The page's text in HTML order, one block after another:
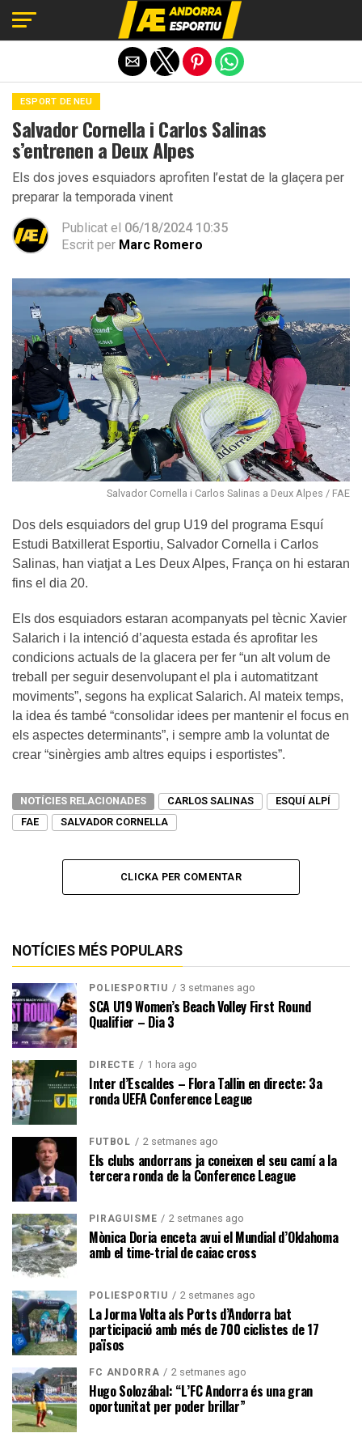
ESPORT DE NEU
Salvador Cornella i Carlos Salinas
s’entrenen a Deux Alpes
Els dos joves esquiadors aprofiten l’estat de la glaçera per
preparar la temporada vinent
Publicat el 06/18/2024 10:35
Escrit per Marc Romero
Salvador Cornella i Carlos Salinas a Deux Alpes / FAE
Dos dels esquiadors del grup U19 del programa Esquí
Estudi Batxillerat Esportiu, Salvador Cornella i Carlos
Salinas, han viatjat a Les Deux Alpes, França on hi estaran
fins el dia 20.
Els dos esquiadors estaran acompanyats pel tècnic Xavier
Salarich i la intenció d’aquesta estada és aprofitar les
condicions actuals de la glacera per fer “un alt volum de
treball per seguir desenvolupant el pla i automatitzant
moviments”, segons ha explicat Salarich. Al mateix temps,
la idea és també “consolidar idees per mantenir el focus en
els aspectes determinants”, i sempre amb la voluntat de
crear “sinèrgies amb altres equips i esportistes”.
NOTÍCIES RELACIONADES CARLOS SALINAS
ESQUÍ ALPÍ
FAE
SALVADOR CORNELLA
CLICKA PER COMENTAR
NOTÍCIES MÉS POPULARS
POLIESPORTIU 3 setmanes ago
SCA U19 Women’s Beach Volley First Round
Qualifier – Dia 3
DIRECTE 1 hora ago
Inter d’Escaldes – Flora Tallin en directe: 3a
ronda UEFA Conference League
FUTBOL 2 setmanes ago
Els clubs andorrans ja coneixen el seu camí a la
tercera ronda de la Conference League
PIRAGÜISME 2 setmanes ago
Mònica Doria enceta avui el Mundial d’Oklahoma
amb el time-trial de caiac cross
POLIESPORTIU 2 setmanes ago
La Jorma Volta als Ports d’Andorra bat
participació amb més de 700 ciclistes de 17
països
FC ANDORRA 2 setmanes ago
Hugo Solozábal: “L’FC Andorra és una gran
oportunitat per poder brillar”
Exit mobile version